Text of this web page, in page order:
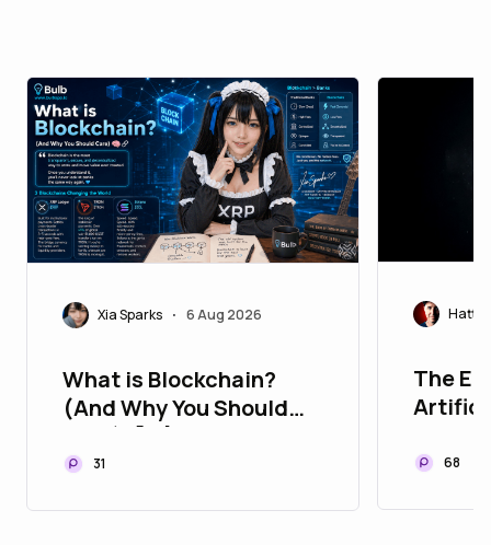
Xia Sparks • 6 Aug 2026
What is Blockchain?
(And Why You Should
Care) 🧠🔗
31
The
68